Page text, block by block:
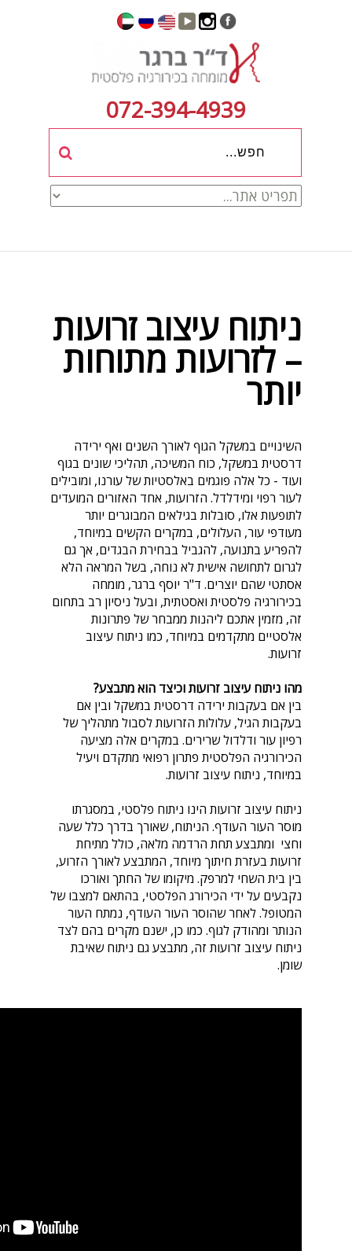
072-394-4939
ניתוח עיצוב זרועות
– לזרועות מתוחות
יותר
השינויים במשקל הגוף לאורך השנים ואף ירידה
דרסטית במשקל, כוח המשיכה, תהליכי שונים בגוף
ועוד - כל אלה פוגמים באלסטיות של עורנו, ומובילים
לעור רפוי ומידלדל. הזרועות, אחד האזורים המועדים
לתופעות אלו, סובלות בגילאים המבוגרים יותר
מעודפי עור, העלולים, במקרים הקשים במיוחד,
להפריע בתנועה, להגביל בבחירת הבגדים, אך גם
לגרום לתחושה אישית לא נוחה, בשל המראה הלא
אסתטי שהם יוצרים. ד"ר יוסף ברגר, מומחה
בכירורגיה פלסטית ואסטתית, ובעל ניסיון רב בתחום
זה, מזמין אתכם ליהנות ממבחר של פתרונות
אלסטיים מתקדמים במיוחד, כמו ניתוח עיצוב
זרועות.
מהו ניתוח עיצוב זרועות וכיצד הוא מתבצע?
בין אם בעקבות ירידה דרסטית במשקל ובין אם
בעקבות הגיל, עלולות הזרועות לסבול מתהליך של
רפיון עור ודלדול שרירים. במקרים אלה מציעה
הכירורגיה הפלסטית פתרון רפואי מתקדם ויעיל
במיוחד, ניתוח עיצוב זרועות.
ניתוח עיצוב זרועות הינו ניתוח פלסטי, במסגרתו
מוסר העור העודף. הניתוח, שאורך בדרך כלל שעה
וחצי ומתבצע תחת הרדמה מלאה, כולל מתיחת
זרועות בעזרת חיתוך מיוחד, המתבצע לאורך הזרוע,
בין בית השחי למרפק. מיקומו של החתך ואורכו
נקבעים על ידי הכירורג הפלסטי, בהתאם למצבו של
המטופל. לאחר שהוסר העור העודף, נמתח העור
הנותר ומהודק לגוף. כמו כן, ישנם מקרים בהם לצד
ניתוח עיצוב זרועות זה, מתבצע גם ניתוח שאיבת
שומן.